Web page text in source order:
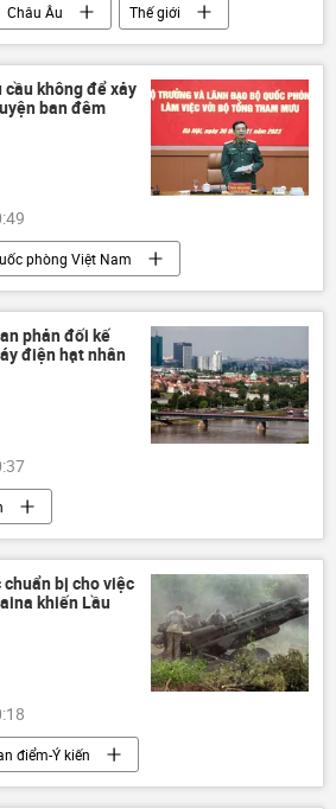
Châu Âu
Thế giới
cầu không để xảy
ban đêm
phòng Việt Nam
sự
phản đối kế
điện hạt nhân
Nhà khoa học
bị cho việc
khiến Lầu
điểm-Ý kiến
Lầu Năm Góc